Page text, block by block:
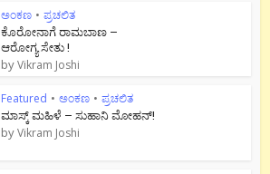
ಅಂಕಣ • ಪ್ರಚಲಿತ
ಕೊರೋನಾಗೆ ರಾಮಬಾಣ –
ಆರೋಗ್ಯ ಸೇತು !
byVikram Joshi
Featured • ಅಂಕಣ • ಪ್ರಚಲಿತ
ಮಾಸ್ಕ್ ಮಹಿಳೆ – ಸುಹಾನಿ ಮೋಹನ್!
byVikram Joshi